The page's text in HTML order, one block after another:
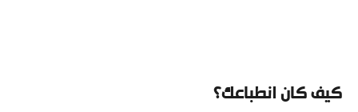
كيف كان انطباعك؟